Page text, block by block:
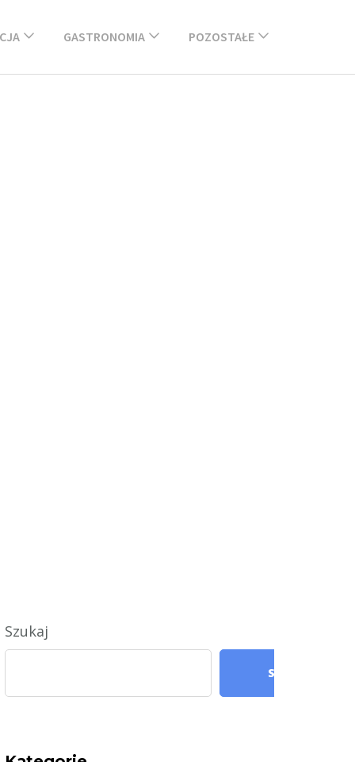
GASTRONOMIA POZOSTAŁE
Szukaj
Szukaj